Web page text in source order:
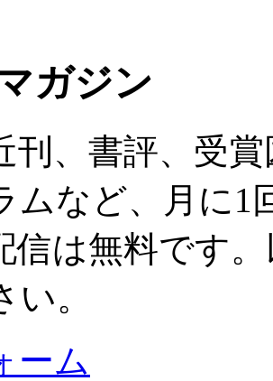
ガジン
刊、書評、受
ムなど、月に1
信は無料です
。
ーム